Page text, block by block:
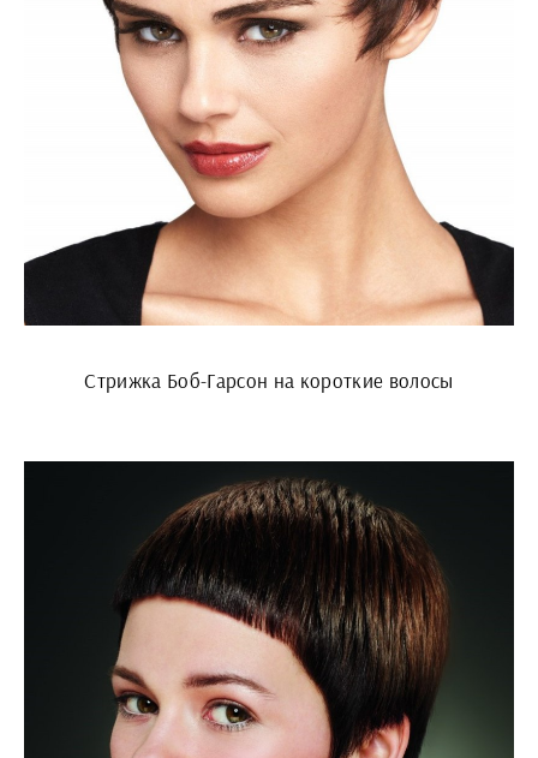
Стрижка Боб-Гарсон на короткие волосы